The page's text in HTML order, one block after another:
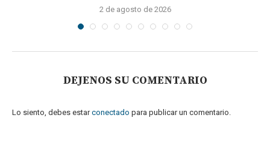
2 de agosto de 2026
DEJENOS SU COMENTARIO
Lo siento, debes estarconectado para publicar un comentario.